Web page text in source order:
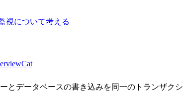
視について考える
とデータベースの書き込みを同一のトランザク